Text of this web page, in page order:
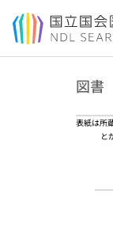
本文へ移動
図書
表紙は所
と